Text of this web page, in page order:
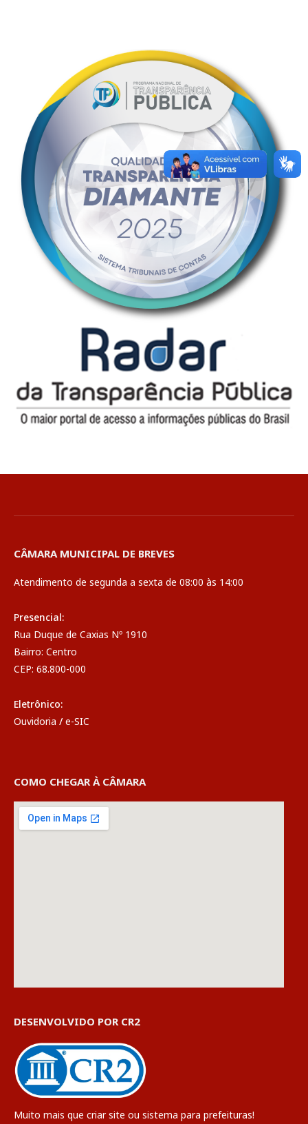
CÂMARA MUNICIPAL DE BREVES
Atendimento de segunda a sexta de 08:00 às 14:00
Presencial:
Rua Duque de Caxias Nº 1910
Bairro: Centro
CEP: 68.800-000
Eletrônico:
Ouvidoria / e-SIC
COMO CHEGAR À CÂMARA
DESENVOLVIDO POR CR2
Muito mais que criar site ou sistema para prefeituras!